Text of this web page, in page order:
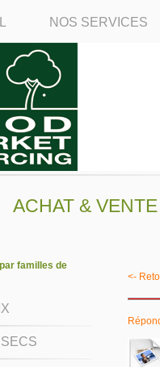
NOS SERVICES
ACHAT &
familles de
<-